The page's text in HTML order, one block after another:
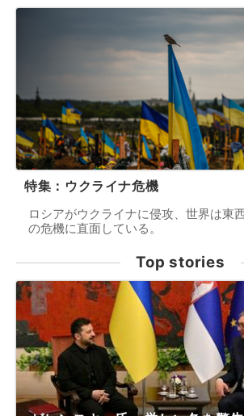
特集：ウクライナ危機
ロシアがウクライナに侵攻、世界は東
の危機に直面している。
Top stories